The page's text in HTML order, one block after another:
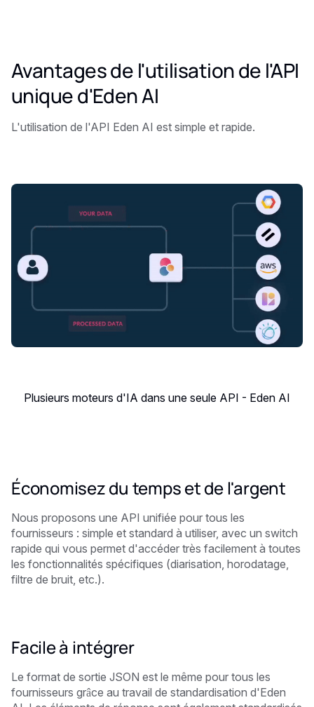
Avantages de l'utilisation de l'API
unique d'Eden AI
L'utilisation de l'API Eden AI est simple et rapide.
Plusieurs moteurs d'IA dans une seule API - Eden AI
Économisez du temps et de l'argent
Nous proposons une API unifiée pour tous les
fournisseurs : simple et standard à utiliser, avec un switch
rapide qui vous permet d'accéder très facilement à toutes
les fonctionnalités spécifiques (diarisation, horodatage,
filtre de bruit, etc.).
Facile à intégrer
Le format de sortie JSON est le même pour tous les
fournisseurs grâce au travail de standardisation d'Eden